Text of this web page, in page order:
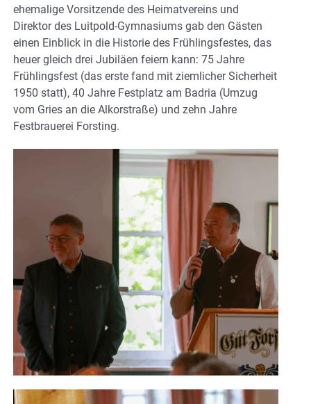
ehemalige Vorsitzende des Heimatvereins und
Direktor des Luitpold-Gymnasiums gab den Gästen
einen Einblick in die Historie des Frühlingsfestes, das
heuer gleich drei Jubiläen feiern kann: 75 Jahre
Frühlingsfest (das erste fand mit ziemlicher Sicherheit
1950 statt), 40 Jahre Festplatz am Badria (Umzug
vom Gries an die Alkorstraße) und zehn Jahre
Festbrauerei Forsting.